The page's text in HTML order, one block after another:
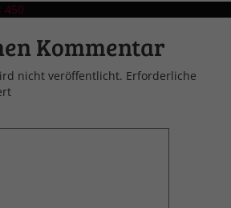
450
Kommentar
nicht veröffentlicht. Erforderliche